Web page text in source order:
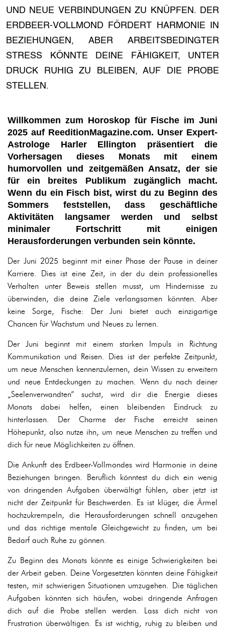
UND NEUE VERBINDUNGEN ZU KNÜPFEN. DER
ERDBEER-VOLLMOND FÖRDERT HARMONIE IN
BEZIEHUNGEN, ABER ARBEITSBEDINGTER
STRESS KÖNNTE DEINE FÄHIGKEIT, UNTER
DRUCK RUHIG ZU BLEIBEN, AUF DIE PROBE
STELLEN.
Willkommen zum Horoskop für Fische im Juni
2025 auf ReeditionMagazine.com. Unser Expert-
Astrologe Harler Ellington präsentiert die
Vorhersagen dieses Monats mit einem
humorvollen und zeitgemäßen Ansatz, der sie
für ein breites Publikum zugänglich macht.
Wenn du ein Fisch bist, wirst du zu Beginn des
Sommers feststellen, dass geschäftliche
Aktivitäten langsamer werden und selbst
minimaler Fortschritt mit einigen
Herausforderungen verbunden sein könnte.
Der Juni 2025 beginnt mit einer Phase der Pause in deiner
Karriere. Dies ist eine Zeit, in der du dein professionelles
Verhalten unter Beweis stellen musst, um Hindernisse zu
überwinden, die deine Ziele verlangsamen könnten. Aber
keine Sorge, Fische: Der Juni bietet auch einzigartige
Chancen für Wachstum und Neues zu lernen.
Der Juni beginnt mit einem starken Impuls in Richtung
Kommunikation und Reisen. Dies ist der perfekte Zeitpunkt,
um neue Menschen kennenzulernen, dein Wissen zu erweitern
und neue Entdeckungen zu machen. Wenn du nach deiner
„Seelenverwandten“ suchst, wird dir die Energie dieses
Monats dabei helfen, einen bleibenden Eindruck zu
hinterlassen. Der Charme der Fische erreicht seinen
Höhepunkt, also nutze ihn, um neue Menschen zu treffen und
dich für neue Möglichkeiten zu öffnen.
Die Ankunft des Erdbeer-Vollmondes wird Harmonie in deine
Beziehungen bringen. Beruflich könntest du dich ein wenig
von dringenden Aufgaben überwältigt fühlen, aber jetzt ist
nicht der Zeitpunkt für Beschwerden. Es ist klüger, die Ärmel
hochzukrempeln, die Herausforderungen schnell anzugehen
und das richtige mentale Gleichgewicht zu finden, um bei
Bedarf auch Ruhe zu gönnen.
Zu Beginn des Monats könnte es einige Schwierigkeiten bei
der Arbeit geben. Deine Vorgesetzten könnten deine Fähigkeit
testen, mit schwierigen Situationen umzugehen. Die täglichen
Aufgaben könnten sich häufen, wobei dringende Anfragen
dich auf die Probe stellen werden. Lass dich nicht von
Frustration überwältigen. Es ist wichtig, ruhig zu bleiben und